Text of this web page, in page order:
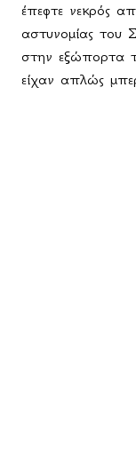
έπεφτε νεκρός
αστυνομίας του
στην εξώπορτα
είχαν απλώς